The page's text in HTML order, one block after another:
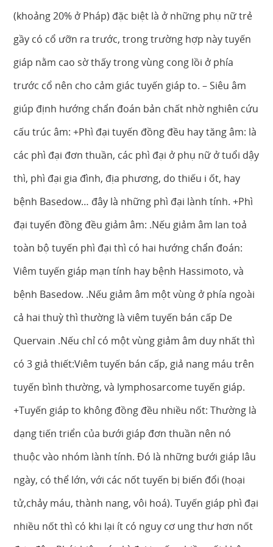
(khoảng 20% ở Pháp) đặc biệt là ở những phụ nữ trẻ
gầy có cổ ưỡn ra trước, trong trường hợp này tuyến
giáp nằm cao sờ thấy trong vùng cong lồi ở phía
trước cổ nên cho cảm giác tuyến giáp to. – Siêu âm
giúp định hướng chẩn đoán bản chất nhờ nghiên cứu
cấu trúc âm: +Phì đại tuyến đồng đều hay tăng âm: là
các phì đại đơn thuần, các phì đại ở phụ nữ ở tuổi dậy
thì, phì đại gia đình, địa phương, do thiếu i ốt, hay
bệnh Basedow… đây là những phì đại lành tính. +Phì
đại tuyến đồng đều giảm âm: .Nếu giảm âm lan toả
toàn bộ tuyến phì đại thì có hai hướng chẩn đoán:
Viêm tuyến giáp mạn tính hay bệnh Hassimoto, và
bệnh Basedow. .Nếu giảm âm một vùng ở phía ngoài
cả hai thuỳ thì thường là viêm tuyến bán cấp De
Quervain .Nếu chỉ có một vùng giảm âm duy nhất thì
có 3 giả thiết:Viêm tuyến bán cấp, giả nang máu trên
tuyến bình thường, và lymphosarcome tuyến giáp.
+Tuyến giáp to không đồng đều nhiều nốt: Thường là
dạng tiến triển của bưới giáp đơn thuần nên nó
thuộc vào nhóm lành tính. Đó là những bưới giáp lâu
ngày, có thể lớn, với các nốt tuyến bị biến đổi (hoại
tử,chảy máu, thành nang, vôi hoá). Tuyến giáp phì đại
nhiều nốt thì có khi lại ít có nguy cơ ung thư hơn nốt